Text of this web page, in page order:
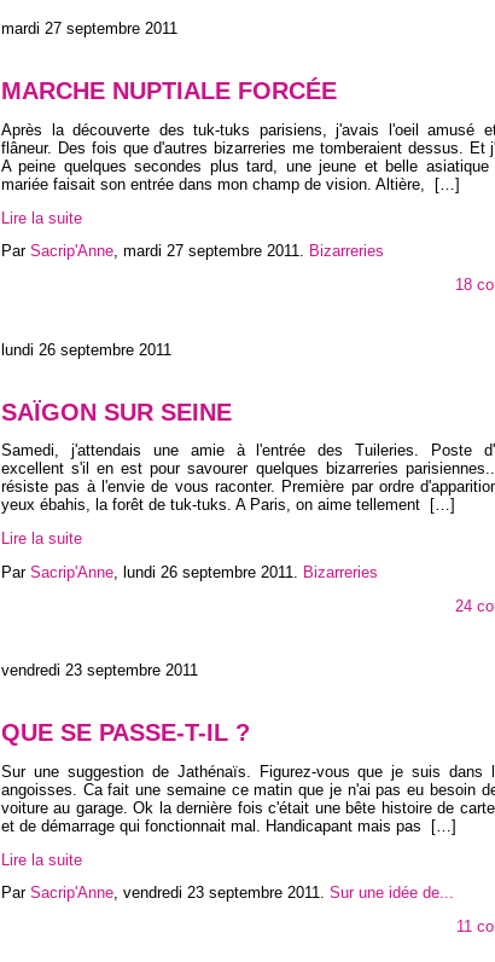
mardi 27 septembre 2011
MARCHE NUPTIALE FORCÉE
Après la découverte des tuk-tuks parisiens, j'avais l'oeil amusé
flâneur. Des fois que d'autres bizarreries me tomberaient dessus. Et
A peine quelques secondes plus tard, une jeune et belle
mariée faisait son entrée dans mon champ de vision. Altière,
[…]
Lire la suite
Par Sacrip'Anne, mardi 27 septembre 2011. Bizarreries
18
lundi 26 septembre 2011
SAÏGON SUR SEINE
Samedi, j'attendais une amie à l'entrée des Tuileries. Poste
excellent s'il en est pour savourer quelques bizarreries
résiste pas à l'envie de vous raconter. Première par ordre
yeux ébahis, la forêt de tuk-tuks. A Paris, on aime tellement
[…]
Lire la suite
Par Sacrip'Anne lundi 26 septembre 2011
Bizarreries
24
vendredi 23 septembre 2011
QUE SE PASSE-T-IL ?
Sur une suggestion de Jathénaïs. Figurez-vous que je suis dans
angoisses. Ca fait une semaine ce matin que je n'ai pas eu besoin
voiture au garage. Ok la dernière fois c'était une bête histoire de
et de démarrage qui fonctionnait mal. Handicapant mais pas
[…]
Lire la suite
Par Sacrip'Anne, vendredi 23 septembre 2011. Sur une idée de...
11